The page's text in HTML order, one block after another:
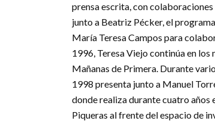
prensa escrita, con
junto a Beatriz Pécker, el
María Teresa Campos para
1996, Teresa Viejo continúa en los
Mañanas de Primera. Durante
1998 presenta junto a Manuel
donde realiza durante cuatro años
Piqueras al frente del espacio de